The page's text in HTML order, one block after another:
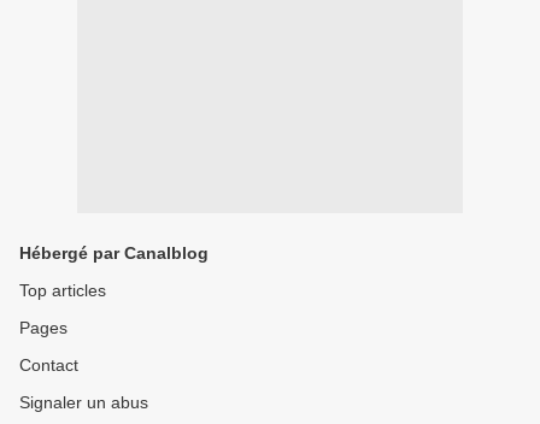
Hébergé par Canalblog
Top articles
Pages
Contact
Signaler un abus